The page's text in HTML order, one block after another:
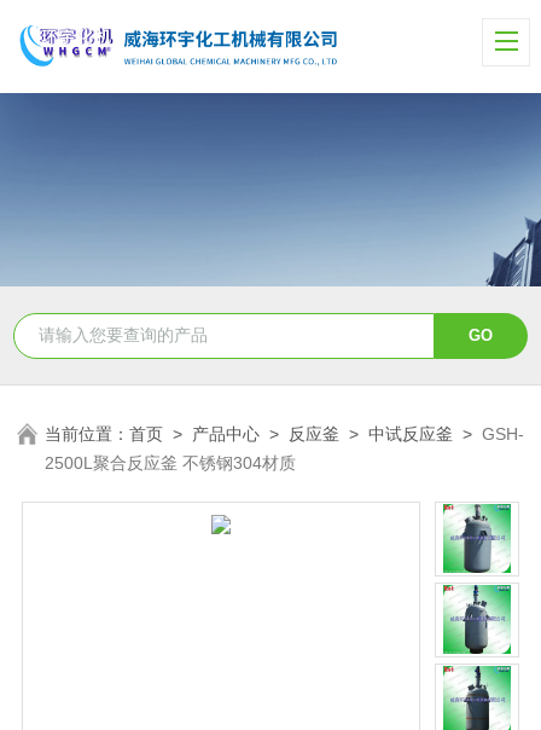
当前位置：首页 > 产品中心 > 反应釜 >中试反应釜 >GSH-
2500L聚合反应釜 不锈钢304材质